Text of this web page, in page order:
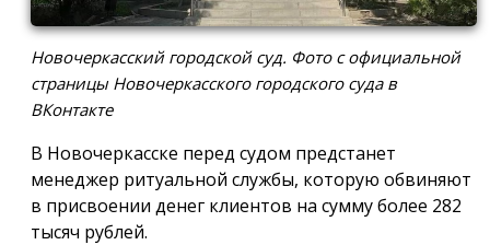
Новочеркасский городской суд. Фото с официальной
страницы Новочеркасского городского суда в
ВКонтакте
В Новочеркасске перед судом предстанет
менеджер ритуальной службы, которую обвиняют
в присвоении денег клиентов на сумму более 282
тысяч рублей.